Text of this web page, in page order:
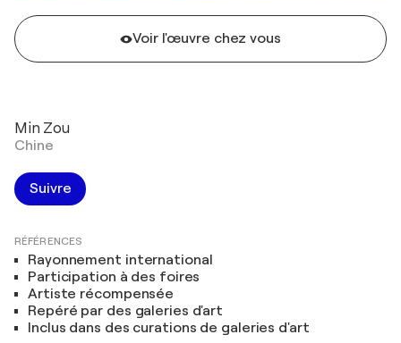
Voir l'œuvre chez vous
Min Zou
Chine
Suivre
RÉFÉRENCES
Rayonnement international
Participation à des foires
Artiste récompensée
Repéré par des galeries d'art
Inclus dans des curations de galeries d'art